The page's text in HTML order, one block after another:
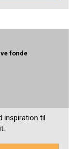
fonde
inspiration til